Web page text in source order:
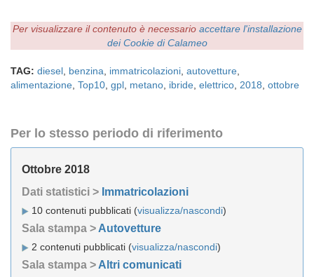
Per visualizzare il contenuto è necessario accettare l'installazione
dei Cookie di Calameo
TAG: diesel benzina immatricolazioni autovetture
alimentazione Top10 gpl metano ibride elettrico 2018 ottobre
Per lo stesso periodo di riferimento
Ottobre 2018
Dati statistici > Immatricolazioni
10 contenuti pubblicati (visualizza/nascondi)
Sala stampa > Autovetture
2 contenuti pubblicati (visualizza/nascondi)
Sala stampa > Altri comunicati